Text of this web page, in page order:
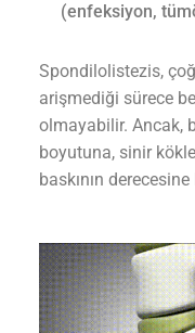
(enfeksiyon,
Spondilolistezis,
arişmediği sürece
olmayabilir. Ancak,
boyutuna, sinir
baskının